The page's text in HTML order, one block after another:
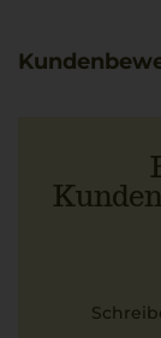
zarten